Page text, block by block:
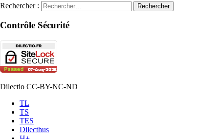
Rechercher :
Contrôle Sécurité
Dilectio CC-BY-NC-ND
TL
TS
TES
Dilecthus